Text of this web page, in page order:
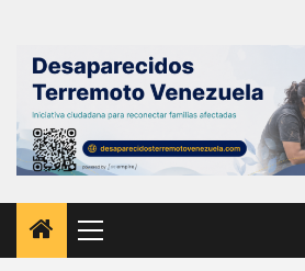
Menú
principal